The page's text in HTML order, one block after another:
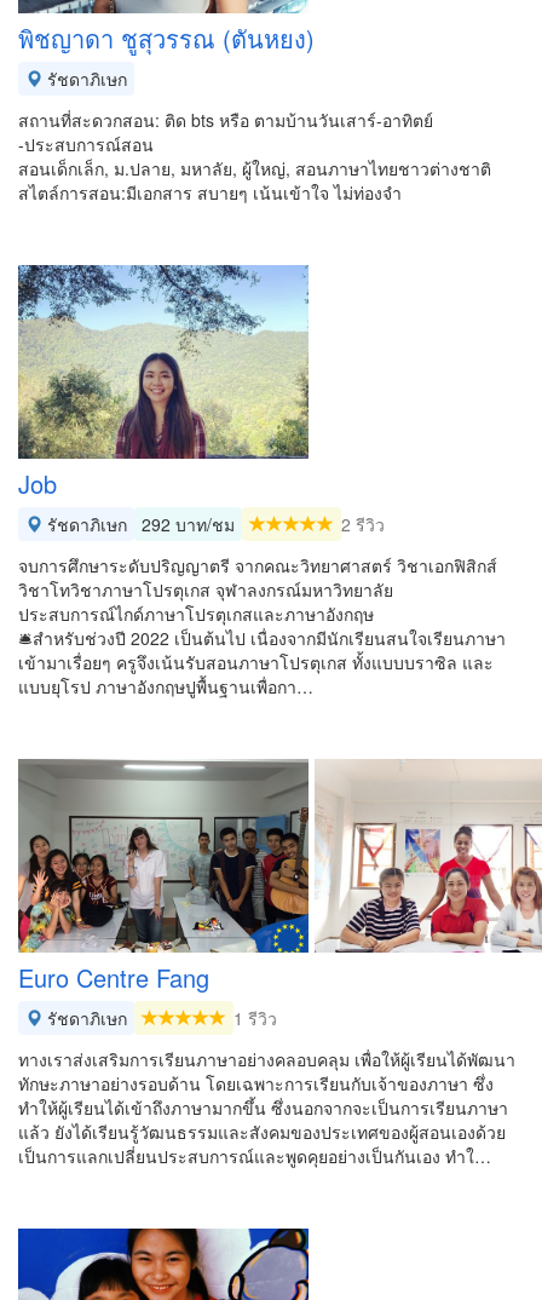
พิชญาดา ชูสุวรรณ (ตันหยง)
รัชดาภิเษก
สถานที่สะดวกสอน: ติด bts หรือ ตามบ้านวันเสาร์-อาทิตย์
-ประสบการณ์สอน
สอนเด็กเล็ก, ม.ปลาย, มหาลัย, ผู้ใหญ่, สอนภาษาไทยชาวต่างชาติ
สไตล์การสอน:มีเอกสาร สบายๆ เน้นเข้าใจ ไม่ท่องจำ
Job
รัชดาภิเษก 292 บาท/ชม
2 รีวิว
จบการศึกษาระดับปริญญาตรี จากคณะวิทยาศาสตร์ วิชาเอกฟิสิกส์
วิชาโทวิชาภาษาโปรตุเกส จุฬาลงกรณ์มหาวิทยาลัย
ประสบการณ์ไกด์ภาษาโปรตุเกสและภาษาอังกฤษ
🛎สำหรับช่วงปี 2022 เป็นต้นไป เนื่องจากมีนักเรียนสนใจเรียนภาษา
เข้ามาเรื่อยๆ ครูจึงเน้นรับสอนภาษาโปรตุเกส ทั้งแบบบราซิล และ
แบบยุโรป ภาษาอังกฤษปูพื้นฐานเพื่อกา…
Euro Centre Fang
รัชดาภิเษก
1 รีวิว
ทางเราส่งเสริมการเรียนภาษาอย่างคลอบคลุม เพื่อให้ผู้เรียนได้พัฒนา
ทักษะภาษาอย่างรอบด้าน โดยเฉพาะการเรียนกับเจ้าของภาษา ซึ่ง
ทำให้ผู้เรียนได้เข้าถึงภาษามากขึ้น ซึ่งนอกจากจะเป็นการเรียนภาษา
แล้ว ยังได้เรียนรู้วัฒนธรรมและสังคมของประเทศของผู้สอนเองด้วย
เป็นการแลกเปลี่ยนประสบการณ์และพูดคุยอย่างเป็นกันเอง ทำใ…